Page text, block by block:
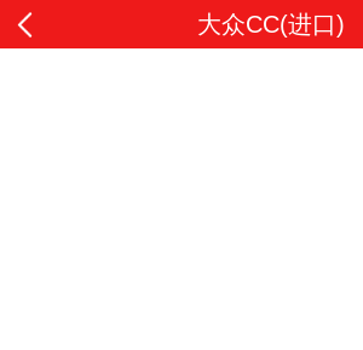
大众CC(进口)